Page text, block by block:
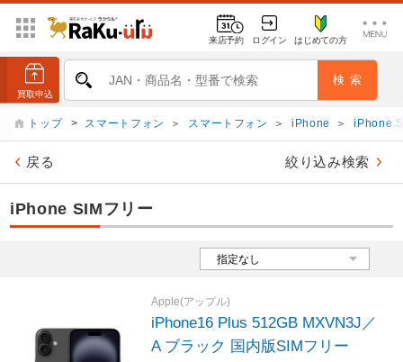
来店予約 ログイン はじめての方
トップ > スマートフォン ＞ スマートフォン ＞ iPhone ＞ iPhone
戻る 絞り込み検索
iPhone SIMフリー
Apple(アップル)
iPhone16 Plus 512GB MXVN3J／
A ブラック 国内版SIMフリー